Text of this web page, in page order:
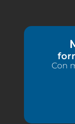
Con